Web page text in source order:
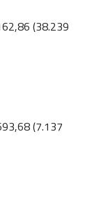
(38.239
(7.137